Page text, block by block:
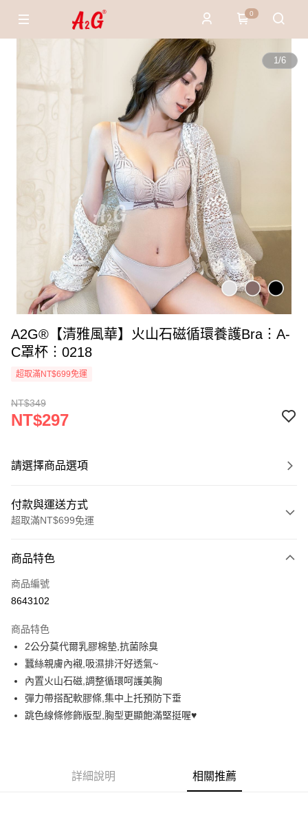
0
1/6
A2G®【清雅風華】火山石磁循環養護Bra︙A-
C罩杯︙0218
超取滿NT$699免運
NT$349
NT$297
請選擇商品選項
付款與運送方式
超取滿NT$699免運
信用卡一次付款
超商取貨付款
街口支付
悠遊付
AFTEE先享後付
相關說明
２．便利：只要手機號碼，簡訊認證，即可結帳。
商品特色
商品編號
8643102
商品特色
2公分莫代爾乳膠棉墊,抗菌除臭
蠶絲親膚內襯,吸濕排汗好透氣~
內置火山石磁,調整循環呵護美胸
彈力帶搭配軟膠條,集中上托預防下垂
跳色線條修飾版型,胸型更顯飽滿堅挺喔♥️
詳細說明 相關推薦